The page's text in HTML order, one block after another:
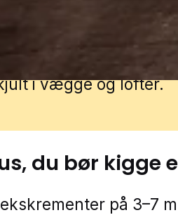
brandfare og
breder sig
formerer sig hele
i vægge og lofter.
, du bør kigge
på 3–7